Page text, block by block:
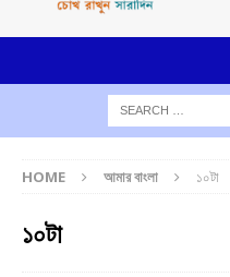
HOME আমার বাংলা ১০টা
১০টা